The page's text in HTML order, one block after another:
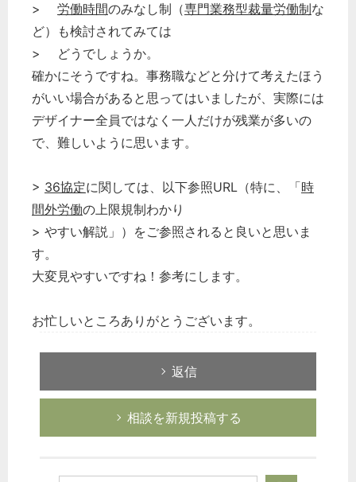
> 労働時間のみなし制（専門業務型裁量労働制な
ど）も検討されてみては
> どうでしょうか。
確かにそうですね。事務職などと分けて考えたほう
がいい場合があると思ってはいましたが、実際には
デザイナー全員ではなく一人だけが残業が多いの
で、難しいように思います。
> 36協定に関しては、以下参照URL（特に、「時
間外労働の上限規制わかり
> やすい解説」）をご参照されると良いと思いま
す。
大変見やすいですね！参考にします。
お忙しいところありがとうございます。
返信
相談を新規投稿する
秘書のノウハウ
次へ